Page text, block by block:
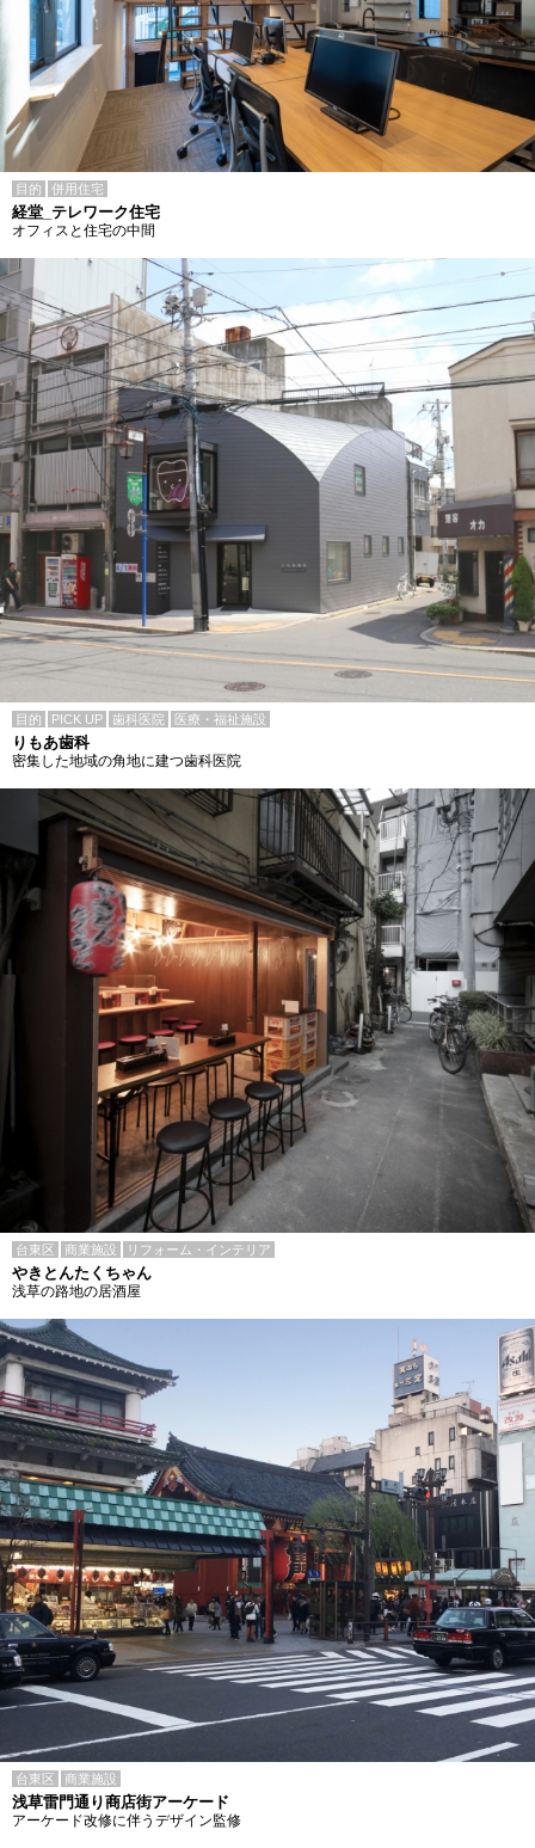
目的 併用住宅
経堂_テレワーク住宅
オフィスと住宅の中間
目的 PICK UP 歯科医院 医療・福祉施設
りもあ歯科
密集した地域の角地に建つ歯科医院
台東区 商業施設 リフォーム・インテリア
やきとんたくちゃん
浅草の路地の居酒屋
台東区 商業施設
浅草雷門通り商店街アーケード
アーケード改修に伴うデザイン監修